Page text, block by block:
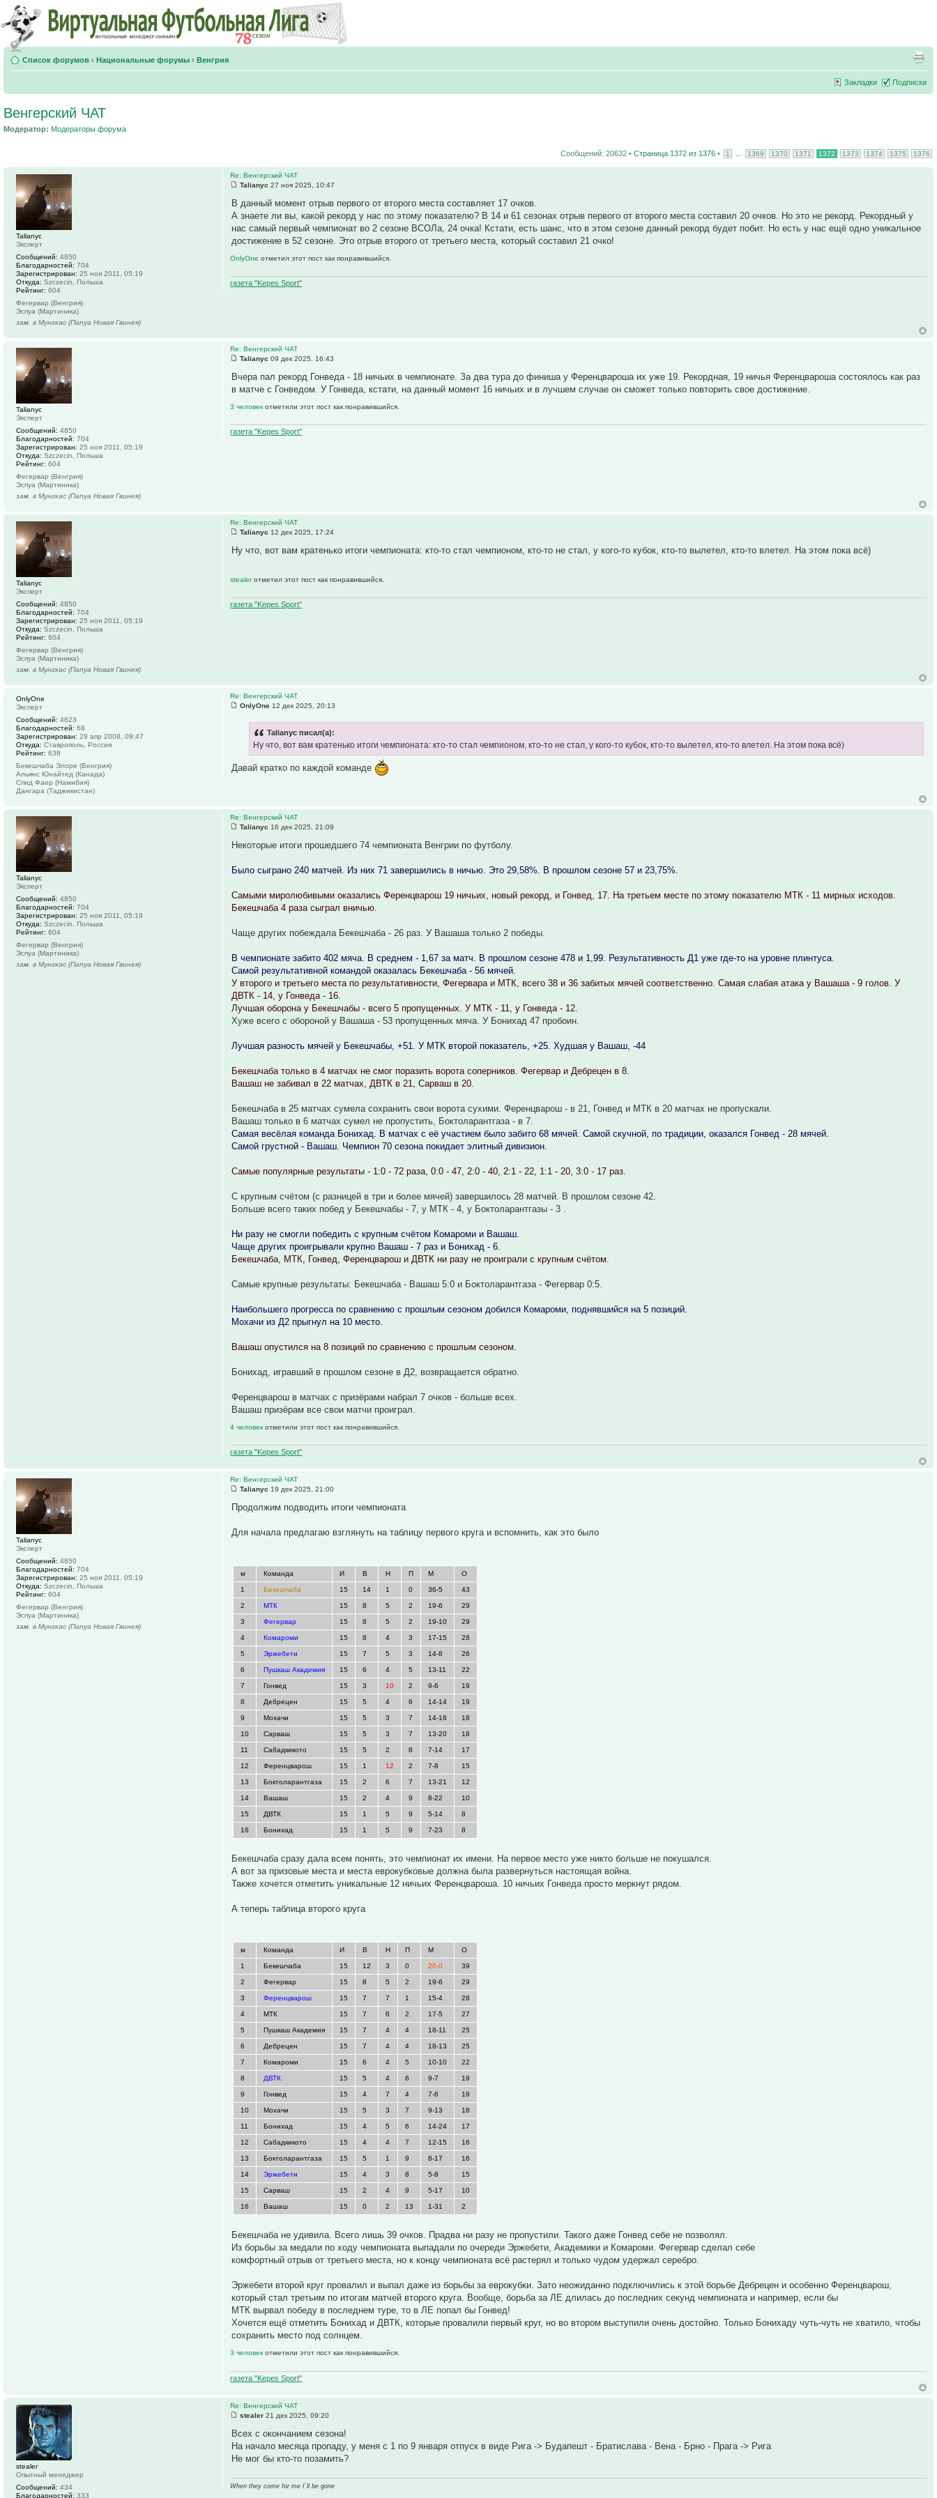
Список форумов ‹ Национальные форумы ‹ Венгрия
Закладки Подписки
Венгерский ЧАТ
Модератор: Модераторы форума
Сообщений: 20632 • Страница 1372 из 1376 • 1 1369 1370 1371 1372 1373 1374 1375 1376
Re: Венгерский ЧАТ
Talianyc 27 ноя 2025, 10:47
В данный момент отрыв первого от второго места составляет 17 очков.
А знаете ли вы, какой рекорд у нас по этому показателю? В 14 и 61 сезонах отрыв первого от второго места составил 20 очков. Но это не рекорд. Рекордный у
нас самый первый чемпионат во 2 сезоне ВСОЛа, 24 очка! Кстати, есть шанс, что в этом сезоне данный рекорд будет побит. Но есть у нас ещё одно уникальное
достижение в 52 сезоне. Это отрыв второго от третьего места, который составил 21 очко!
OnlyOneотметил этот пост как понравившийся.
газета "Kepes Sport"
Talianyc
Эксперт
Сообщений: 4850
Благодарностей: 704
Зарегистрирован: 25 ноя 2011, 05:19
Откуда: Szczecin, Польша
Рейтинг: 604
Фегервар (Венгрия)
Эспуа (Мартиника)
зам. в Мунгкас (Папуа Новая Гвинея)
Re: Венгерский ЧАТ
Talianyc 09 дек 2025, 16:43
Вчера пал рекорд Гонведа - 18 ничьих в чемпионате. За два тура до финиша у Ференцвароша их уже 19. Рекордная, 19 ничья Ференцвароша состоялось как раз
в матче с Гонведом. У Гонведа, кстати, на данный момент 16 ничьих и в лучшем случае он сможет только повторить свое достижение.
3 человекотметили этот пост как понравившийся.
газета "Kepes Sport"
Talianyc
Эксперт
Сообщений: 4850
Благодарностей: 704
Зарегистрирован: 25 ноя 2011, 05:19
Откуда: Szczecin, Польша
Рейтинг: 604
Фегервар (Венгрия)
Эспуа (Мартиника)
зам. в Мунгкас (Папуа Новая Гвинея)
Re: Венгерский ЧАТ
Talianyc 12 дек 2025, 17:24
Ну что, вот вам кратенько итоги чемпионата: кто-то стал чемпионом, кто-то не стал, у кого-то кубок, кто-то вылетел, кто-то влетел. На этом пока всё)
stealerотметил этот пост как понравившийся.
газета "Kepes Sport"
Talianyc
Эксперт
Сообщений: 4850
Благодарностей: 704
Зарегистрирован: 25 ноя 2011, 05:19
Откуда: Szczecin, Польша
Рейтинг: 604
Фегервар (Венгрия)
Эспуа (Мартиника)
зам. в Мунгкас (Папуа Новая Гвинея)
Re: Венгерский ЧАТ
OnlyOne 12 дек 2025, 20:13
Talianyc писал(а):
Ну что, вот вам кратенько итоги чемпионата: кто-то стал чемпионом, кто-то не стал, у кого-то кубок, кто-то вылетел, кто-то влетел. На этом пока всё)
Давай кратко по каждой команде
OnlyOne
Эксперт
Сообщений: 4823
Благодарностей: 68
Зарегистрирован: 29 апр 2008, 09:47
Откуда: Ставрополь, Россия
Рейтинг: 638
Бекешчаба Элоре (Венгрия)
Альянс Юнайтед (Канада)
Спид Фаер (Намибия)
Дангара (Таджикистан)
Re: Венгерский ЧАТ
Talianyc 16 дек 2025, 21:09
Некоторые итоги прошедшего 74 чемпионата Венгрии по футболу.
Было сыграно 240 матчей. Из них 71 завершились в ничью. Это 29,58%. В прошлом сезоне 57 и 23,75%.
Самыми миролюбивыми оказались Ференцварош 19 ничьих, новый рекорд, и Гонвед, 17. На третьем месте по этому показателю МТК - 11 мирных исходов.
Бекешчаба 4 раза сыграл вничью.
Чаще других побеждала Бекешчаба - 26 раз. У Вашаша только 2 победы.
В чемпионате забито 402 мяча. В среднем - 1,67 за матч. В прошлом сезоне 478 и 1,99. Результативность Д1 уже где-то на уровне плинтуса.
Самой результативной командой оказалась Бекешчаба - 56 мячей.
У второго и третьего места по результативности, Фегервара и МТК, всего 38 и 36 забитых мячей соответственно. Самая слабая атака у Вашаша - 9 голов. У
ДВТК - 14, у Гонведа - 16.
Лучшая оборона у Бекешчабы - всего 5 пропущенных. У МТК - 11, у Гонведа - 12.
Хуже всего с обороной у Вашаша - 53 пропущенных мяча. У Бонихад 47 пробоин.
Лучшая разность мячей у Бекешчабы, +51. У МТК второй показатель, +25. Худшая у Вашаш, -44
Бекешчаба только в 4 матчах не смог поразить ворота соперников. Фегервар и Дебрецен в 8.
Вашаш не забивал в 22 матчах, ДВТК в 21, Сарваш в 20.
Бекешчаба в 25 матчах сумела сохранить свои ворота сухими. Ференцварош - в 21, Гонвед и МТК в 20 матчах не пропускали.
Вашаш только в 6 матчах сумел не пропустить, Боктоларантгаза - в 7.
Самая весёлая команда Бонихад. В матчах с её участием было забито 68 мячей. Самой скучной, по традиции, оказался Гонвед - 28 мячей.
Самой грустной - Вашаш. Чемпион 70 сезона покидает элитный дивизион.
Самые популярные результаты - 1:0 - 72 раза, 0:0 - 47, 2:0 - 40, 2:1 - 22, 1:1 - 20, 3:0 - 17 раз.
С крупным счётом (с разницей в три и более мячей) завершилось 28 матчей. В прошлом сезоне 42.
Больше всего таких побед у Бекешчабы - 7, у МТК - 4, у Боктоларантгазы - 3 .
Ни разу не смогли победить с крупным счётом Комароми и Вашаш.
Чаще других проигрывали крупно Вашаш - 7 раз и Бонихад - 6.
Бекешчаба, МТК, Гонвед, Ференцварош и ДВТК ни разу не проиграли с крупным счётом.
Самые крупные результаты: Бекешчаба - Вашаш 5:0 и Боктоларантгаза - Фегервар 0:5.
Наибольшего прогресса по сравнению с прошлым сезоном добился Комароми, поднявшийся на 5 позиций.
Мохачи из Д2 прыгнул на 10 место.
Вашаш опустился на 8 позиций по сравнению с прошлым сезоном.
Бонихад, игравший в прошлом сезоне в Д2, возвращается обратно.
Ференцварош в матчах с призёрами набрал 7 очков - больше всех.
Вашаш призёрам все свои матчи проиграл.
4 человекотметили этот пост как понравившийся.
газета "Kepes Sport"
Talianyc
Эксперт
Сообщений: 4850
Благодарностей: 704
Зарегистрирован: 25 ноя 2011, 05:19
Откуда: Szczecin, Польша
Рейтинг: 604
Фегервар (Венгрия)
Эспуа (Мартиника)
зам. в Мунгкас (Папуа Новая Гвинея)
Re: Венгерский ЧАТ
Talianyc 19 дек 2025, 21:00
Продолжим подводить итоги чемпионата
Для начала предлагаю взглянуть на таблицу первого круга и вспомнить, как это было
м Команда И В Н П М О
1 Бекешчаба 15 14 1 0 36-5 43
2 МТК 15 8 5 2 19-6 29
3 Фегервар 15 8 5 2 19-10 29
4 Комароми 15 8 4 3 17-15 28
5 Эржебети 15 7 5 3 14-8 26
6 Пушкаш Академия 15 6 4 5 13-11 22
7 Гонвед 15 3 10 2 9-6 19
8 Дебрецен 15 5 4 6 14-14 19
9 Мохачи 15 5 3 7 14-18 18
10 Сарваш 15 5 3 7 13-20 18
11 Сабадкикото 15 5 2 8 7-14 17
12 Ференцварош 15 1 12 2 7-8 15
13 Боктоларантгаза 15 2 6 7 13-21 12
14 Вашаш 15 2 4 9 8-22 10
15 ДВТК 15 1 5 9 5-14 8
16 Бонихад 15 1 5 9 7-23 8
Бекешчаба сразу дала всем понять, это чемпионат их имени. На первое место уже никто больше не покушался.
А вот за призовые места и места еврокубковые должна была развернуться настоящая война.
Также хочется отметить уникальные 12 ничьих Ференцвароша. 10 ничьих Гонведа просто меркнут рядом.
А теперь таблица второго круга
м Команда И В Н П М О
1 Бекешчаба 15 12 3 0 20-0 39
2 Фегервар 15 8 5 2 19-6 29
3 Ференцварош 15 7 7 1 15-4 28
4 МТК 15 7 6 2 17-5 27
5 Пушкаш Академия 15 7 4 4 18-11 25
6 Дебрецен 15 7 4 4 18-13 25
7 Комароми 15 6 4 5 10-10 22
8 ДВТК 15 5 4 6 9-7 19
9 Гонвед 15 4 7 4 7-6 19
10 Мохачи 15 5 3 7 9-13 18
11 Бонихад 15 4 5 6 14-24 17
12 Сабадкикото 15 4 4 7 12-15 16
13 Боктоларантгаза 15 5 1 9 8-17 16
14 Эржебети 15 4 3 8 5-8 15
15 Сарваш 15 2 4 9 5-17 10
16 Вашаш 15 0 2 13 1-31 2
Бекешчаба не удивила. Всего лишь 39 очков. Прадва ни разу не пропустили. Такого даже Гонвед себе не позволял.
Из борьбы за медали по ходу чемпионата выпадали по очереди Эржебети, Академики и Комароми. Фегервар сделал себе
комфортный отрыв от третьего места, но к концу чемпионата всё растерял и только чудом удержал серебро.
Эржебети второй круг провалил и выпал даже из борьбы за еврокубки. Зато неожиданно подключились к этой борьбе Дебрецен и особенно Ференцварош,
который стал третьим по итогам матчей второго круга. Вообще, борьба за ЛЕ длилась до последних секунд чемпионата и например, если бы
МТК вырвал победу в последнем туре, то в ЛЕ попал бы Гонвед!
Хочется ещё отметить Бонихад и ДВТК, которые провалили первый круг, но во втором выступили очень достойно. Только Бонихаду чуть-чуть не хватило, чтобы
сохранить место под солнцем.
3 человекотметили этот пост как понравившийся.
газета "Kepes Sport"
Talianyc
Эксперт
Сообщений: 4850
Благодарностей: 704
Зарегистрирован: 25 ноя 2011, 05:19
Откуда: Szczecin, Польша
Рейтинг: 604
Фегервар (Венгрия)
Эспуа (Мартиника)
зам. в Мунгкас (Папуа Новая Гвинея)
Re: Венгерский ЧАТ
stealer 21 дек 2025, 09:20
Всех с окончанием сезона!
На начало месяца пропаду, у меня с 1 по 9 января отпуск в виде Рига -> Будапешт - Братислава - Вена - Брно - Прага -> Рига
Не мог бы кто-то позамить?
When they come for me I`ll be gone
stealer
Опытный менеджер
Сообщений: 434
Благодарностей: 333